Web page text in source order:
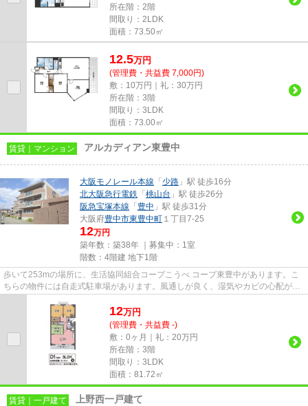
所在階：2階
間取り：2LDK
面積：73.50㎡
12.5万円
(管理費・共益費 7,000円)
敷：10万円｜礼：30万円
所在階：3階
間取り：3LDK
面積：73.00㎡
賃貸｜マンション アルカディアン東豊中
大阪モノレール本線 「 少路 」駅 徒歩16分
北大阪急行電鉄 「 桃山台 」駅 徒歩26分
阪急宝塚本線 「 豊中 」駅 徒歩31分
大阪府豊中市東豊中町 １丁目7-25
12万円
築年数：築38年 ｜募集中： 1室
階数：4階建 地下1階
歩いて253mの場所に、生活協同組合コープこうべ コープ東豊中があります。こ
ちらの物件には自走式駐車場があります。風通しが良く、湿気やカビの心配が少
12万円
(管理費・共益費 -)
敷：0ヶ月｜礼：20万円
所在階：3階
間取り：3LDK
面積：81.72㎡
賃貸｜一戸建て 上野西一戸建て